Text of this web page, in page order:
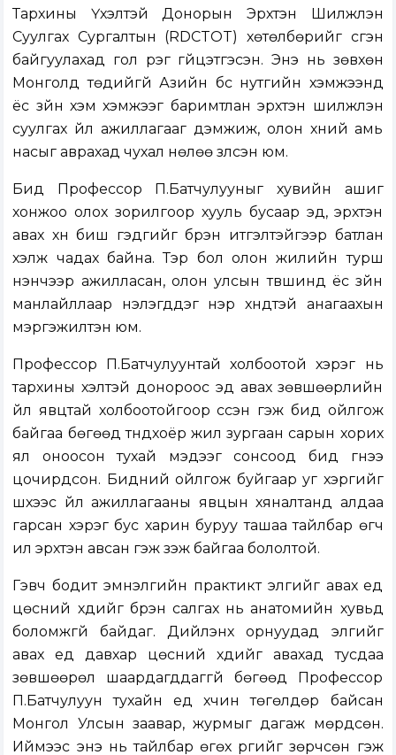
Тархины Үхэлтэй Донорын Эрхтэн Шилжүүлэн
Суулгах Сургалтын (RDCTOT) хөтөлбөрийг үүсгэн
байгуулахад гол үүрэг гүйцэтгэсэн. Энэ нь зөвхөн
Монголд төдийгүй Азийн бүс нутгийн хэмжээнд
ёс зүйн хэм хэмжээг баримтлан эрхтэн шилжүүлэн
суулгах үйл ажиллагааг дэмжиж, олон хүний амь
насыг аврахад чухал нөлөө үзүүлсэн юм.
Бид Профессор П.Батчулууныг хувийн ашиг
хонжоо олох зорилгоор хууль бусаар эд, эрхтэн
авах хүн биш гэдгийг бүрэн итгэлтэйгээр батлан
хэлж чадах байна. Тэр бол олон жилийн турш
үнэнчээр ажилласан, олон улсын түвшинд ёс зүйн
манлайллаар үнэлэгддэг нэр хүндтэй анагаахын
мэргэжилтэн юм.
Профессор П.Батчулуунтай холбоотой хэрэг нь
тархины үхэлтэй донороос эд авах зөвшөөрлийн
үйл явцтай холбоотойгоор үүссэн гэж бид ойлгож
байгаа бөгөөд түүндхоёр жил зургаан сарын хорих
ял оноосон тухай мэдээг сонсоод бид гүнээ
цочирдсон. Бидний ойлгож буйгаар уг хэргийг
шүүхээс үйл ажиллагааны явцын хяналтанд алдаа
гарсан хэрэг бус харин буруу ташаа тайлбар өгч
илүү эрхтэн авсан гэж үзэж байгаа бололтой.
Гэвч бодит эмнэлгийн практикт элгийг авах үед
цөсний хүүдийг бүрэн салгах нь анатомийн хувьд
боломжгүй байдаг. Дийлэнх орнуудад элгийг
авах үед давхар цөсний хүүдийг авахад тусдаа
зөвшөөрөл шаардагддаггүй бөгөөд Профессор
П.Батчулуун тухайн үед хүчин төгөлдөр байсан
Монгол Улсын заавар, журмыг дагаж мөрдсөн.
Иймээс энэ нь тайлбар өгөх үүргийг зөрчсөн гэж